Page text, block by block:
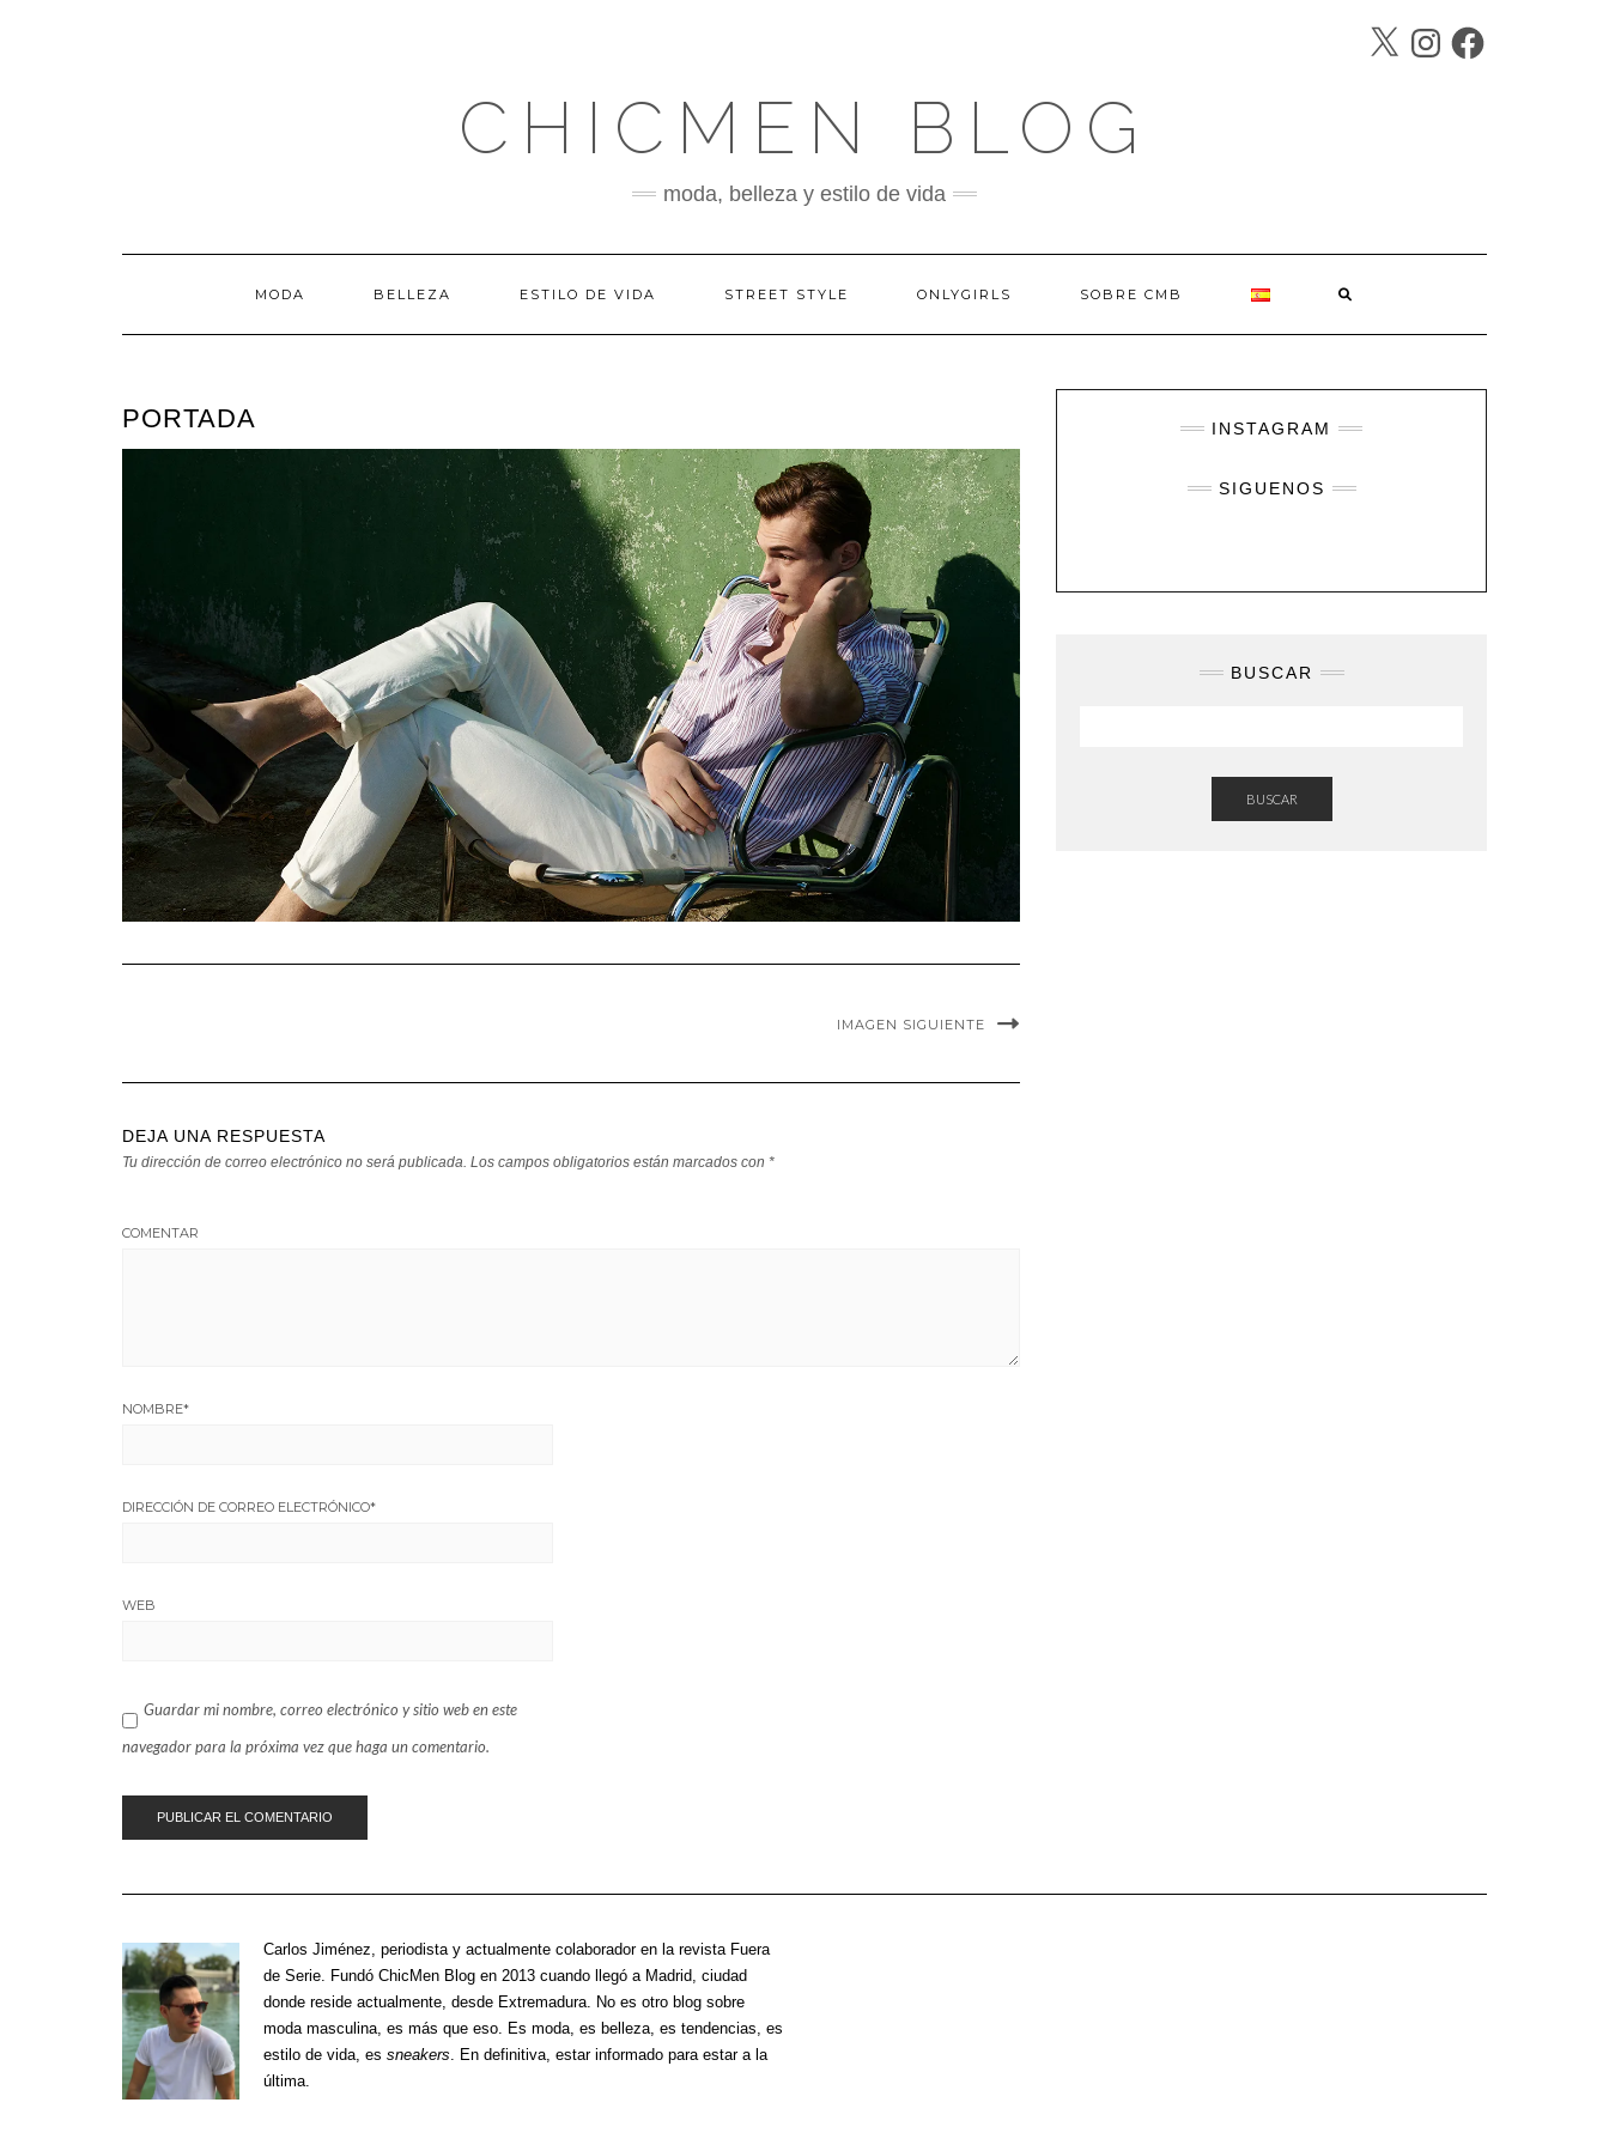
SÍGUENOS
X INSTAGRAMFACEBOOK
CHICMEN BLOG
moda, belleza y estilo de vida
MODA BELLEZA ESTILO DE VIDA STREET STYLE ONLYGIRLS SOBRE CMB
PORTADA
IMAGEN SIGUIENTE
DEJA UNA RESPUESTA
Tu dirección de correo electrónico no será publicada. Los campos obligatorios están marcados con *
COMENTAR
NOMBRE*
DIRECCIÓN DE CORREO ELECTRÓNICO*
WEB
Guardar mi nombre, correo electrónico y sitio web en este
navegador para la próxima vez que haga un comentario.
INSTAGRAM
SIGUENOS
BUSCAR
BUSCAR
Carlos Jiménez, periodista y actualmente colaborador en la revista Fuera
de Serie. Fundó ChicMen Blog en 2013 cuando llegó a Madrid, ciudad
donde reside actualmente, desde Extremadura. No es otro blog sobre
moda masculina, es más que eso. Es moda, es belleza, es tendencias, es
estilo de vida, es sneakers. En definitiva, estar informado para estar a la
última.